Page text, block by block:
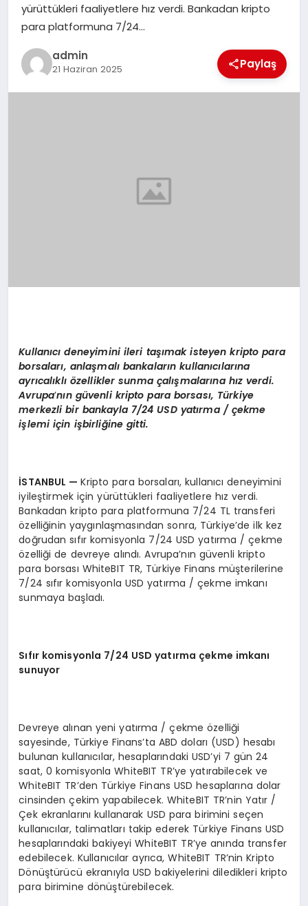
yürüttükleri faaliyetlere hız verdi. Bankadan kripto
para platformuna 7/24…
admin
21 Haziran 2025 Paylaş
Kullanıcı deneyimini ileri taşımak isteyen kripto para
borsaları, anlaşmalı bankaların kullanıcılarına
ayrıcalıklı özellikler sunma çalışmalarına hız verdi.
Avrupa’nın güvenli kripto para borsası, Türkiye
merkezli bir bankayla 7/24 USD yatırma / çekme
işlemi için işbirliğine gitti.
İSTANBUL —Kripto para borsaları, kullanıcı deneyimini
iyileştirmek için yürüttükleri faaliyetlere hız verdi.
Bankadan kripto para platformuna 7/24 TL transferi
özelliğinin yaygınlaşmasından sonra, Türkiye’de ilk kez
doğrudan sıfır komisyonla 7/24 USD yatırma / çekme
özelliği de devreye alındı. Avrupa’nın güvenli kripto
para borsası WhiteBIT TR, Türkiye Finans müşterilerine
7/24 sıfır komisyonla USD yatırma / çekme imkanı
sunmaya başladı.
Sıfır komisyonla 7/24 USD yatırma çekme imkanı
sunuyor
Devreye alınan yeni yatırma / çekme özelliği
sayesinde, Türkiye Finans’ta ABD doları (USD) hesabı
bulunan kullanıcılar, hesaplarındaki USD’yi 7 gün 24
saat, 0 komisyonla WhiteBIT TR’ye yatırabilecek ve
WhiteBIT TR’den Türkiye Finans USD hesaplarına dolar
cinsinden çekim yapabilecek. WhiteBIT TR’nin Yatır /
Çek ekranlarını kullanarak USD para birimini seçen
kullanıcılar, talimatları takip ederek Türkiye Finans USD
hesaplarındaki bakiyeyi WhiteBIT TR’ye anında transfer
edebilecek. Kullanıcılar ayrıca, WhiteBIT TR’nin Kripto
Dönüştürücü ekranıyla USD bakiyelerini diledikleri kripto
para birimine dönüştürebilecek.